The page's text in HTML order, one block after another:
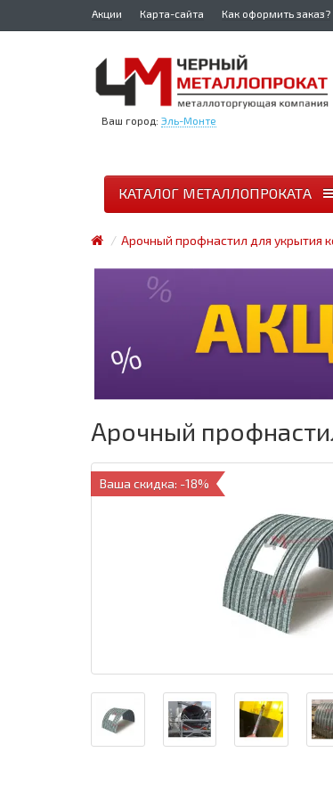
Акции Карта-сайта Как оформить заказ?
Ваш город: Эль-Монте
КАТАЛОГ МЕТАЛЛОПРОКАТА
Арочный профнастил для укрытия
Арочный
Ваша скидка: -18%